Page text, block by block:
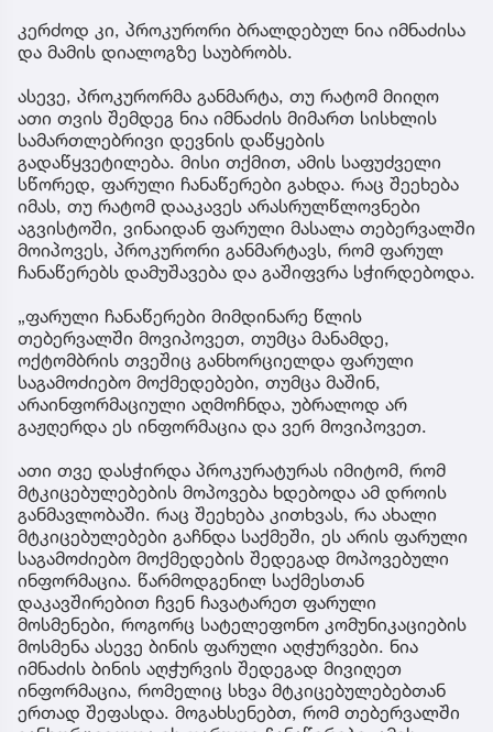
არასრულწლოვნებს - ნია იმნაძესა და ანასტასია
ბერუაშვილს 30 დღის განმავლობაში ფარულად
უსმენდა.
როგორც საქმის პროკურორი, ქეთი სონიძე
განმარტავს, ბრალდებულებს, როგორც
საცხოვრებელ სახლებში, ასევე, სატელეფონო
კომუნიკაციებისას უსმენდნენ.
სონიძის თქმით, ყველაზე მნიშვნელოვანი
ინფორმაცია, სწორედ, ნია იმნაძის სახლში ფარული
მიყურადებით იქნა მოპოვებული.
კერძოდ კი, პროკურორი ბრალდებულ ნია იმნაძისა
და მამის დიალოგზე საუბრობს.
ასევე, პროკურორმა განმარტა, თუ რატომ მიიღო
ათი თვის შემდეგ ნია იმნაძის მიმართ სისხლის
სამართლებრივი დევნის დაწყების
გადაწყვეტილება. მისი თქმით, ამის საფუძველი
სწორედ, ფარული ჩანაწერები გახდა. რაც შეეხება
იმას, თუ რატომ დააკავეს არასრულწლოვნები
აგვისტოში, ვინაიდან ფარული მასალა თებერვალში
მოიპოვეს, პროკურორი განმარტავს, რომ ფარულ
ჩანაწერებს დამუშავება და გაშიფვრა სჭირდებოდა.
„ფარული ჩანაწერები მიმდინარე წლის
თებერვალში მოვიპოვეთ, თუმცა მანამდე,
ოქტომბრის თვეშიც განხორციელდა ფარული
საგამოძიებო მოქმედებები, თუმცა მაშინ,
არაინფორმაციული აღმოჩნდა, უბრალოდ არ
გაჟღერდა ეს ინფორმაცია და ვერ მოვიპოვეთ.